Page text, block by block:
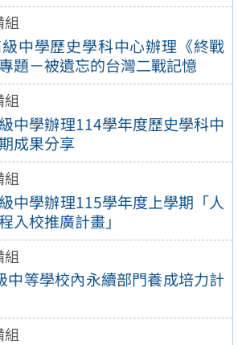
組
中學歷史學科中心辦理《終戰
題－被遺忘的台灣二戰記憶
組
中學辦理114學年度歷史學科中
成果分享
組
中學辦理115學年度上學期「人
入校推廣計畫」
組
中等學校內永續部門養成培力計
組